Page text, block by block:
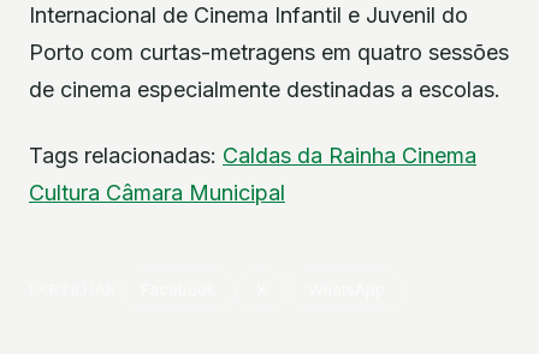
Internacional de Cinema Infantil e Juvenil do
Porto com curtas-metragens em quatro sessões
de cinema especialmente destinadas a escolas.
Tags relacionadas: Caldas da Rainha Cinema
Cultura Câmara Municipal